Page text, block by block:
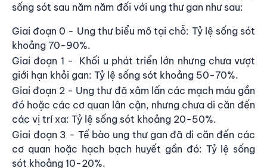
sống sót sau năm năm đối với ung thư gan như sau:
Giai đoạn 0 - Ung thư biểu mô tại chỗ: Tỷ lệ sống sót
khoảng 70-90%.
Giai đoạn 1 - Khối u phát triển lớn nhưng chưa vượt
giới hạn khỏi gan: Tỷ lệ sống sót khoảng 50-70%.
Giai đoạn 2 - Ung thư đã xâm lấn các mạch máu gần
đó hoặc các cơ quan lân cận, nhưng chưa di căn đến
các vị trí xa: Tỷ lệ sống sót khoảng 20-50%.
Giai đoạn 3 - Tế bào ung thư gan đã di căn đến các
cơ quan hoặc hạch bạch huyết gần đó: Tỷ lệ sống
sót khoảng 10-20%.